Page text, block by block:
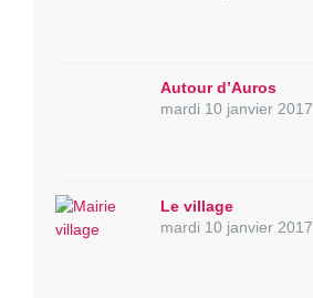
Autour d’Auros
mardi 10 janvier 2017
Le village
mardi 10 janvier 2017